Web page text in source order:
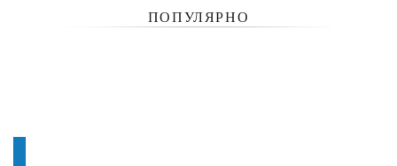
ПОПУЛЯРНО